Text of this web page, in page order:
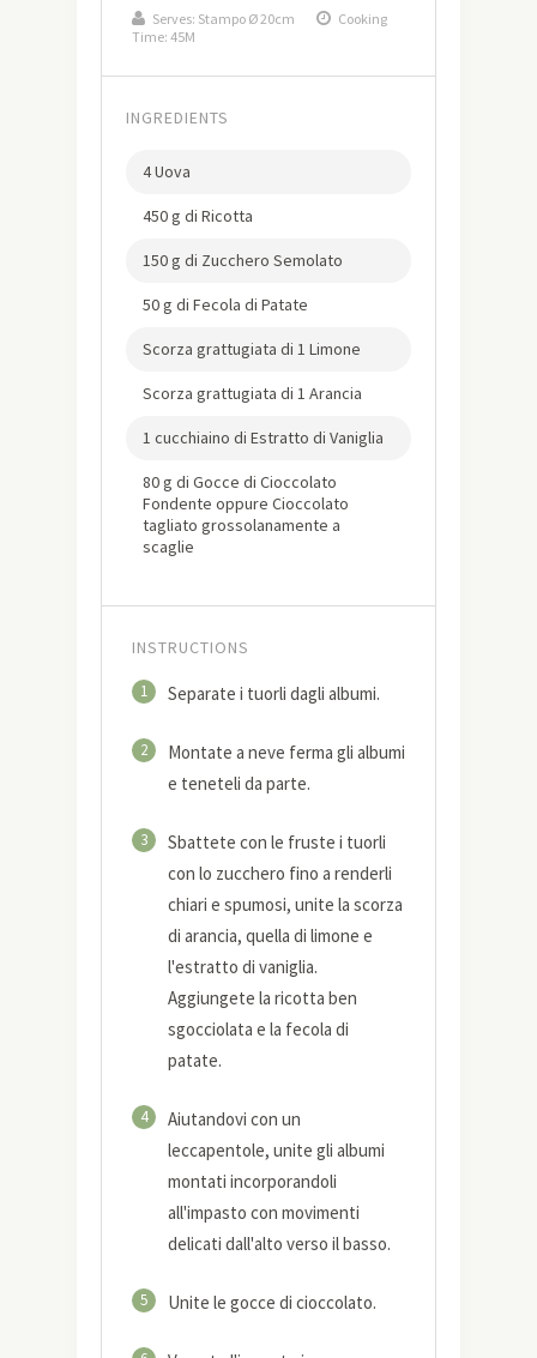
Serves: Stampo Ø 20cm
Cooking
Time: 45M
INGREDIENTS
4 Uova
450 g di Ricotta
150 g di Zucchero Semolato
50 g di Fecola di Patate
Scorza grattugiata di 1 Limone
Scorza grattugiata di 1 Arancia
1 cucchiaino di Estratto di Vaniglia
80 g di Gocce di Cioccolato
Fondente oppure Cioccolato
tagliato grossolanamente a
scaglie
INSTRUCTIONS
1 Separate i tuorli dagli albumi.
2
Montate a neve ferma gli albumi
e teneteli da parte.
3
Sbattete con le fruste i tuorli
con lo zucchero fino a renderli
chiari e spumosi, unite la scorza
di arancia, quella di limone e
l'estratto di vaniglia.
Aggiungete la ricotta ben
sgocciolata e la fecola di
patate.
4
Aiutandovi con un
leccapentole, unite gli albumi
montati incorporandoli
all'impasto con movimenti
delicati dall'alto verso il basso.
5 Unite le gocce di cioccolato.